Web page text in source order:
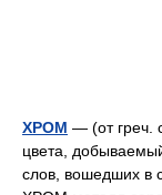
ХРОМ — (от греч.
цвета,
слов, вошедших в